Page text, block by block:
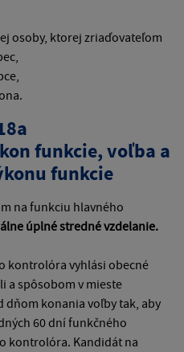
osoby, ktorej zriaďovateľom
funkcie, voľba a
funkcie
na funkciu hlavného
úplné stredné vzdelanie.
kontrolóra vyhlási obecné
a spôsobom v mieste
dňom konania voľby tak, aby
60 dní funkčného
kontrolóra. Kandidát na